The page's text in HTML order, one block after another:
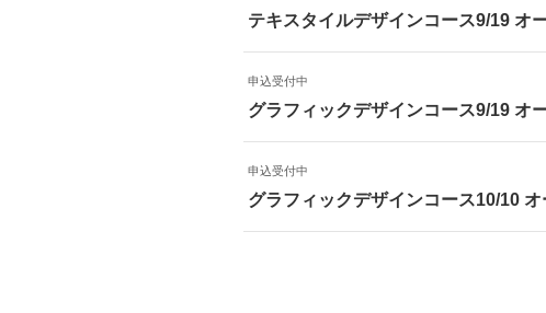
テキスタイルデザインコース9/19
申込受付中
グラフィックデザインコース9/19
申込受付中
グラフィックデザインコース10/10